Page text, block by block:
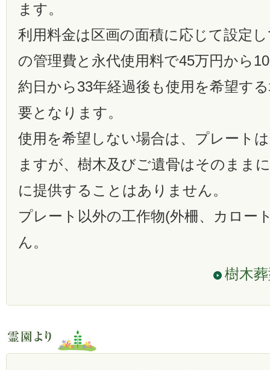
ます。
利用料金は区画の面積に応じて設定
の管理費と永代使用料で45万円から
約日から33年経過後も使用を希望す
要となります。
使用を希望しない場合は、プレート
ますが、樹木及びご遺骨はそのまま
に提供することはありません。
プレート以外の工作物(外柵、カロー
ん。
樹木